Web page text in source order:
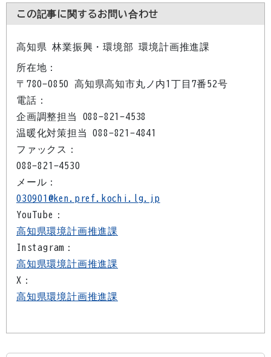
この記事に関するお問い合わせ
高知県 林業振興・環境部 環境計画推進課
所在地：
〒780-0850 高知県高知市丸ノ内1丁目7番52号
電話：
企画調整担当 088-821-4538
温暖化対策担当 088-821-4841
ファックス：
088-821-4530
メール：
030901@ken.pref.kochi.lg.jp
YouTube：
高知県環境計画推進課
Instagram：
高知県環境計画推進課
X：
高知県環境計画推進課